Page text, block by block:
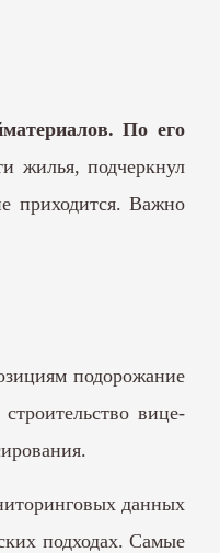
По его
жилья, подчеркнул
приходится. Важно
подорожание
вице-
данных
подходах. Самые